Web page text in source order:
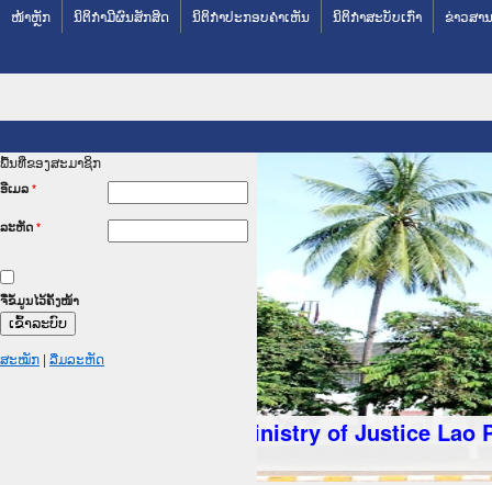
ໜ້າຫຼັກ ນິຕິກໍາມີຜົນສັກສິດ ນິຕິກໍາປະກອບຄໍາເຫັນ ນິຕິກໍາສະບັບເກົ່າ ຂ່າວສາ
ພື້ນທີ່ຂອງສະມາຊິກ
ອີເມລ *
ລະຫັດ *
ຈື່ຂໍ້ມູນໄວ້ຄັ້ງໜ້າ
ສະໝັກ | ລືມລະຫັດ
of Justice Lao PDR